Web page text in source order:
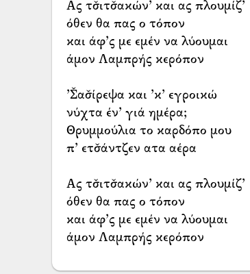
Ας τσ̌ιτσ̌ακών’ και ας πλουμίζ’
όθεν θα πας ο τόπον
και άφ’ς με εμέν να λύουμαι
άμον Λαμπρής κερόπον
’Σ̌ασ̌ίρεψα και ’κ’ εγροικώ
νύχτα έν’ γιά ημέρα;
Θρυμμούλια το καρδόπο μου
π’ ετσ̌άντζεν ατα αέρα
Ας τσ̌ιτσ̌ακών’ και ας πλουμίζ’
όθεν θα πας ο τόπον
και άφ’ς με εμέν να λύουμαι
άμον Λαμπρής κερόπον